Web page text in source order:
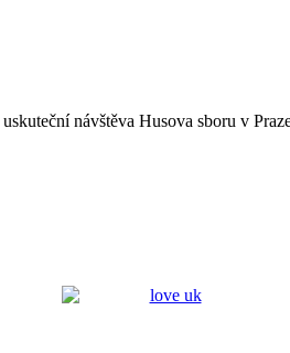
uskuteční návštěva Husova sboru v